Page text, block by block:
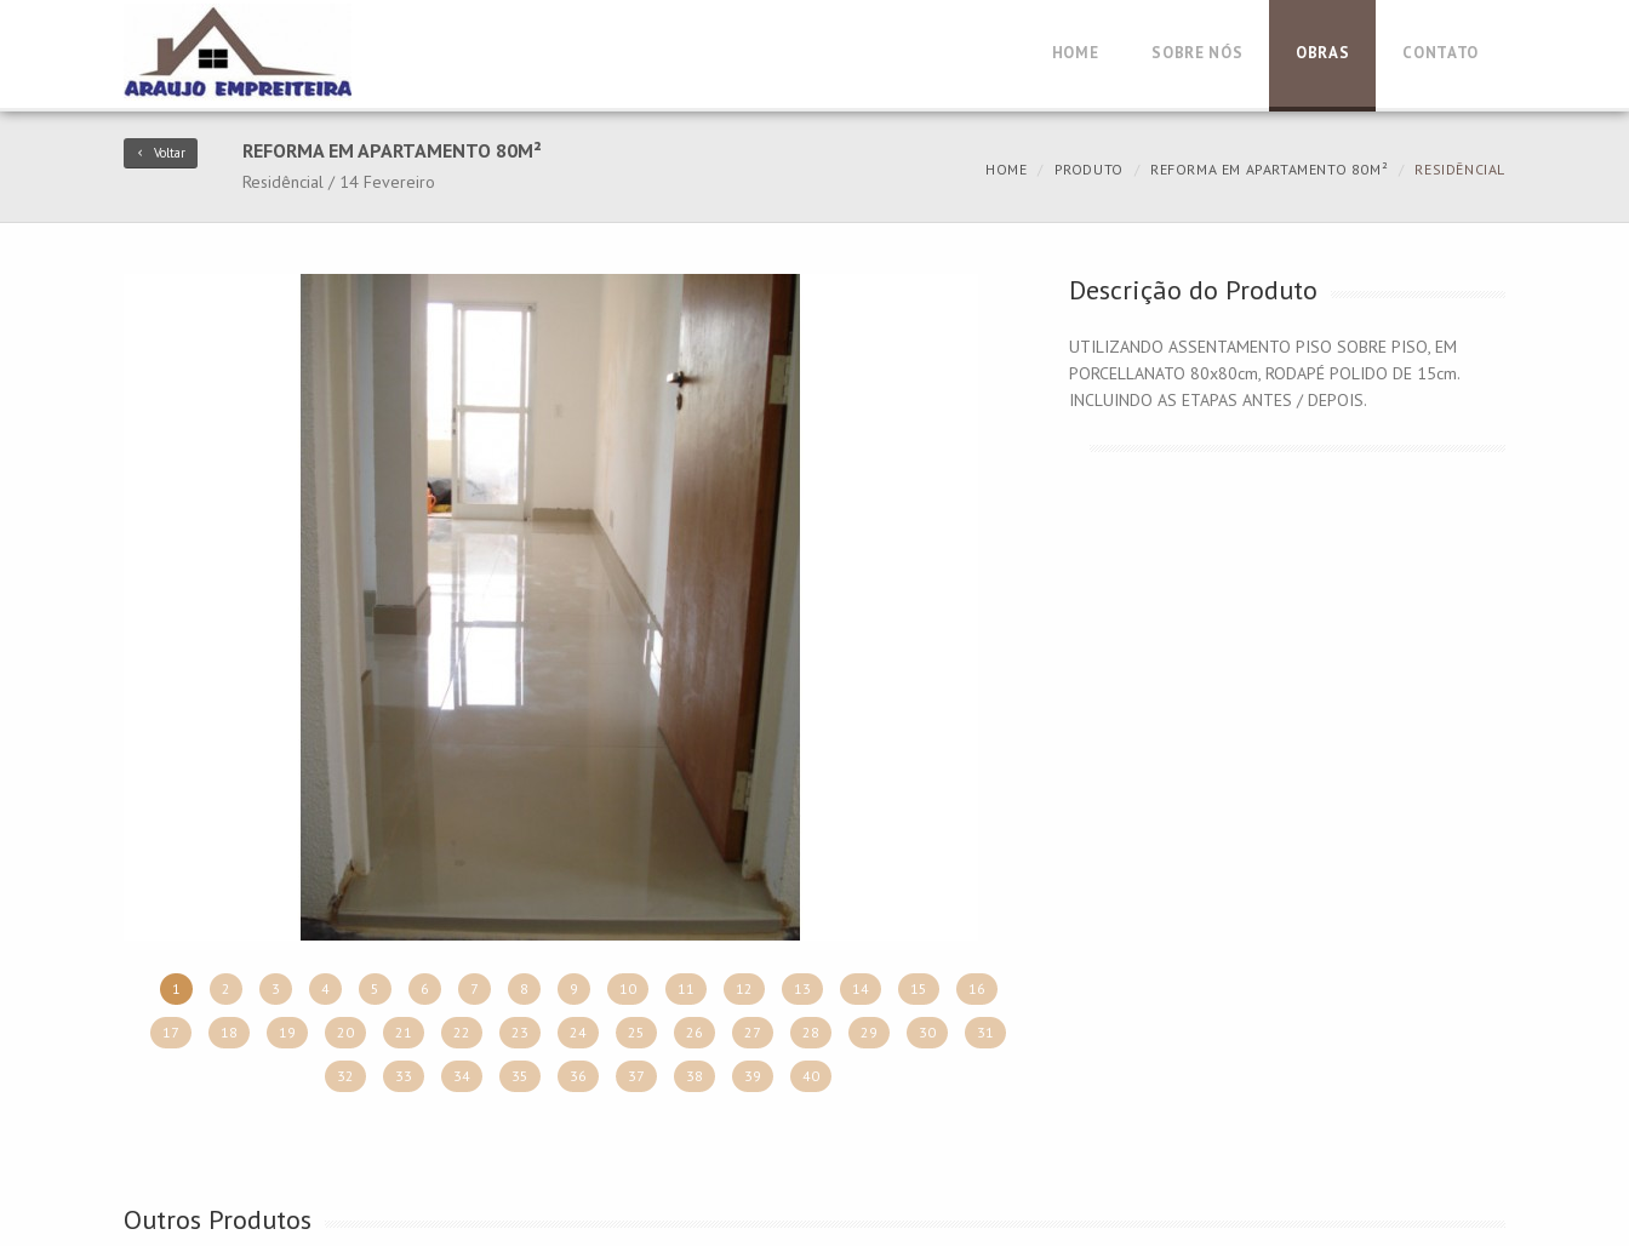
HOME SOBRE NÓS OBRAS CONTATO
Voltar REFORMA EM APARTAMENTO 80M²
Residêncial / 14 Fevereiro
HOME PRODUTO REFORMA EM APARTAMENTO 80M² RESIDÊNCIAL
1 2 3 4 5 6 7 8 9 10 11 12 13 14 15 16
17 18 19 20 21 22 23 24 25 26 27 28 29 30 31
32 33 34 35 36 37 38 39 40
Descrição do Produto
UTILIZANDO ASSENTAMENTO PISO SOBRE PISO, EM
PORCELLANATO 80x80cm, RODAPÉ POLIDO DE 15cm.
INCLUINDO AS ETAPAS ANTES / DEPOIS.
Outros Produtos